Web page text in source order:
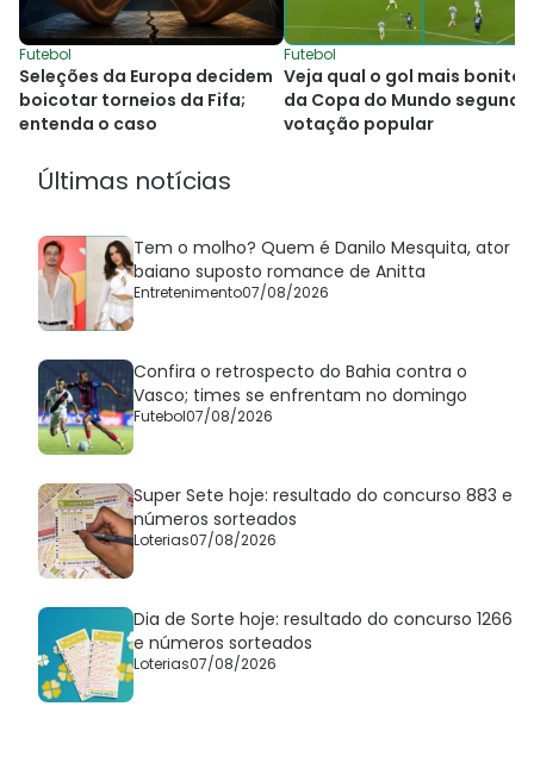
Futebol
Seleções da Europa decidem
boicotar torneios da Fifa;
entenda o caso
Futebol
Veja qual o gol mais bonito
da Copa do Mundo segundo
votação popular
Últimas notícias
Tem o molho? Quem é Danilo Mesquita, ator
baiano suposto romance de Anitta
Entretenimento07/08/2026
Confira o retrospecto do Bahia contra o
Vasco; times se enfrentam no domingo
Futebol07/08/2026
Super Sete hoje: resultado do concurso 883 e
números sorteados
Loterias07/08/2026
Dia de Sorte hoje: resultado do concurso 1266
e números sorteados
Loterias07/08/2026